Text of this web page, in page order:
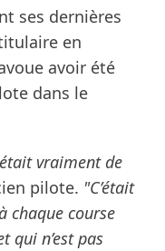
ses dernières
en
avoir été
dans le
vraiment de
pilote. "C’était
chaque course
qui n’est pas